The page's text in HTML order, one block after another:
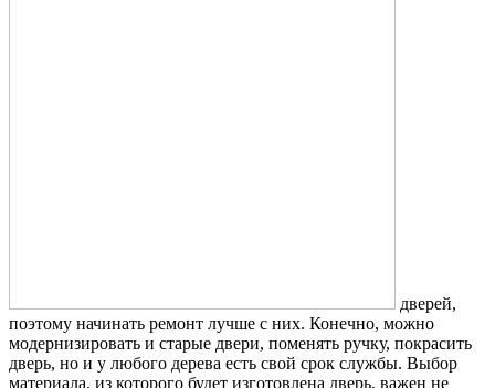
дверей,
поэтому начинать ремонт лучше с них. Конечно, можно
модернизировать и старые двери, поменять ручку, покрасить
дверь, но и у любого дерева есть свой срок службы. Выбор
материала, из которого будет изготовлена дверь, важен не